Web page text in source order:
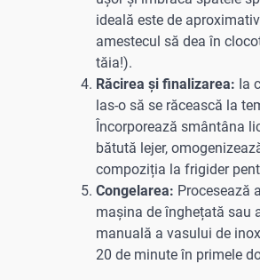
ideală este de
amestecul să dea în
tăia!).
Răcirea și finalizarea: Ia
las-o să se răcească la
Încorporează smântâna
bătută lejer,
compoziția la frigider
Congelarea: Procesează
mașina de înghețată sau
manuală a vasului de
20 de minute în primele